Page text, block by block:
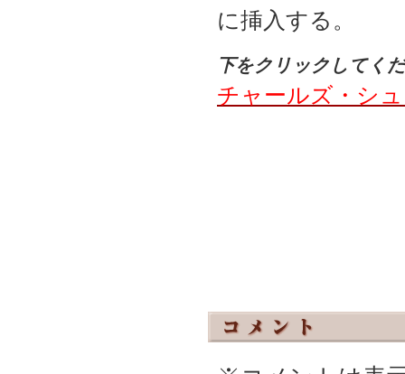
に挿入する。
下をクリックしてく
チャールズ・シ